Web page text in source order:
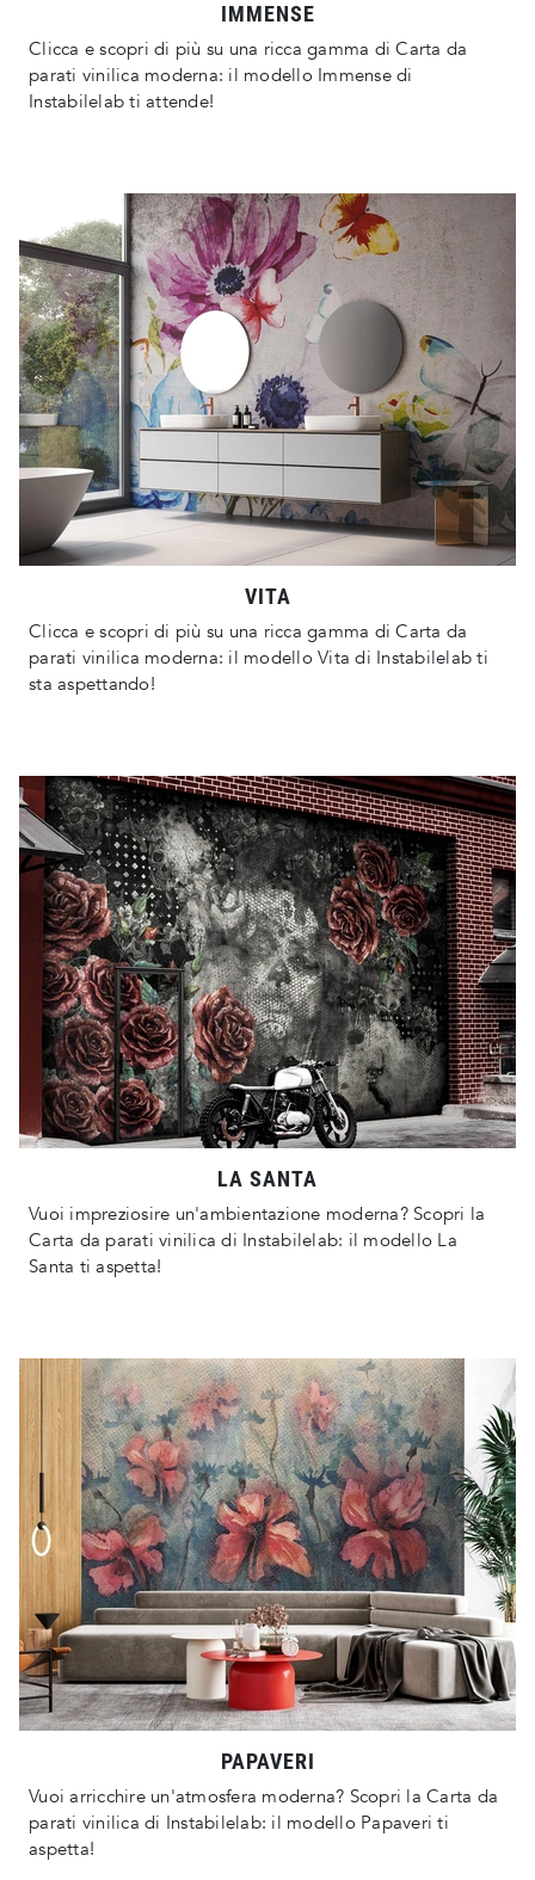
IMMENSE
Clicca e scopri di più su una ricca gamma di Carta da
parati vinilica moderna: il modello Immense di
Instabilelab ti attende!
VITA
Clicca e scopri di più su una ricca gamma di Carta da
parati vinilica moderna: il modello Vita di Instabilelab ti
sta aspettando!
LA SANTA
Vuoi impreziosire un'ambientazione moderna? Scopri la
Carta da parati vinilica di Instabilelab: il modello La
Santa ti aspetta!
PAPAVERI
Vuoi arricchire un'atmosfera moderna? Scopri la Carta da
parati vinilica di Instabilelab: il modello Papaveri ti
aspetta!